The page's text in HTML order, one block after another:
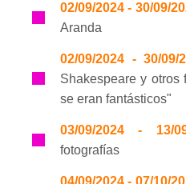
02/09/2024 - 30/09/
Aranda
02/09/2024 - 30/09/
Shakespeare y
se eran fantásticos"
03/09/2024 - 13/
fotografías
04/09/2024 - 07/10/